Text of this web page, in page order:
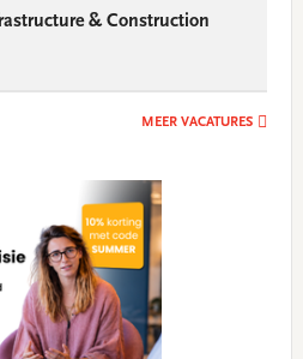
& Construction
MEER VACATURES